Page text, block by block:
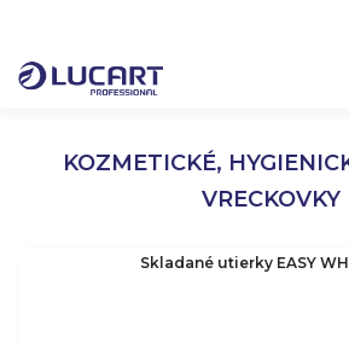
hlavný
KOZMETICKÉ,
VRECKOVKY
Skladané utierky EASY